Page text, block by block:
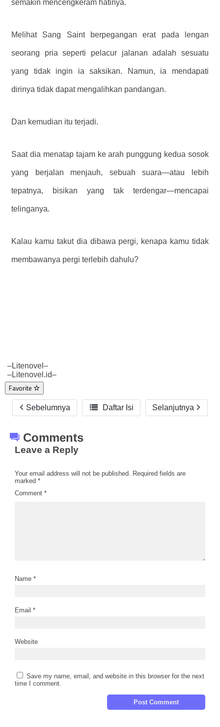
semakin mencengkeram hatinya.
Melihat Sang Saint berpegangan erat pada lengan
seorang pria seperti pelacur jalanan adalah sesuatu
yang tidak ingin ia saksikan. Namun, ia mendapati
dirinya tidak dapat mengalihkan pandangan.
Dan kemudian itu terjadi.
Saat dia menatap tajam ke arah punggung kedua sosok
yang berjalan menjauh, sebuah suara—atau lebih
tepatnya, bisikan yang tak terdengar—mencapai
telinganya.
Kalau kamu takut dia dibawa pergi, kenapa kamu tidak
membawanya pergi terlebih dahulu?
–Litenovel–
–Litenovel.id–
Favorite
Sebelumnya  Daftar Isi Selanjutnya
Comments
Leave a Reply
Your email address will not be published. Required fields are
marked *
Comment *
Name *
Email *
Website
Save my name, email, and website in this browser for the next
time I comment.